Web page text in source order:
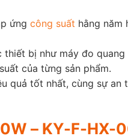
ứng công suất hằng năm
thiết bị như máy đo
của từng sản phẩm.
quả tốt nhất, cùng sự an
– KY-F-HX-